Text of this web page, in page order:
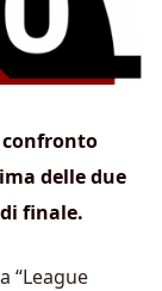
confronto
delle due
finale.
“League